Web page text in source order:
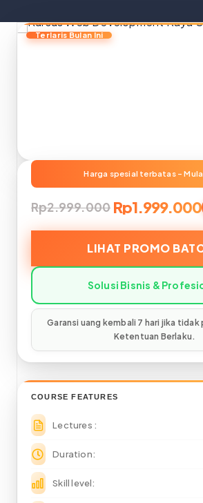
Rp2.999.000 Rp1.999.000
COURSE FEATURES
Lectures
Duration
Skill level